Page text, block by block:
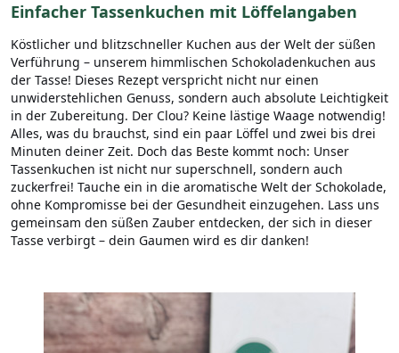
Einfacher Tassenkuchen mit Löffelangaben
Köstlicher und blitzschneller Kuchen aus der Welt der süßen
Verführung – unserem himmlischen Schokoladenkuchen aus
der Tasse! Dieses Rezept verspricht nicht nur einen
unwiderstehlichen Genuss, sondern auch absolute Leichtigkeit
in der Zubereitung. Der Clou? Keine lästige Waage notwendig!
Alles, was du brauchst, sind ein paar Löffel und zwei bis drei
Minuten deiner Zeit. Doch das Beste kommt noch: Unser
Tassenkuchen ist nicht nur superschnell, sondern auch
zuckerfrei! Tauche ein in die aromatische Welt der Schokolade,
ohne Kompromisse bei der Gesundheit einzugehen. Lass uns
gemeinsam den süßen Zauber entdecken, der sich in dieser
Tasse verbirgt – dein Gaumen wird es dir danken!